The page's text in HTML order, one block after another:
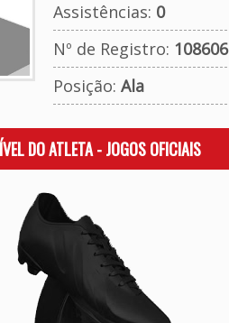
Assistências: 0
Nº de Registro: 108606
Posição: Ala
DO ATLETA - JOGOS OFICIAIS